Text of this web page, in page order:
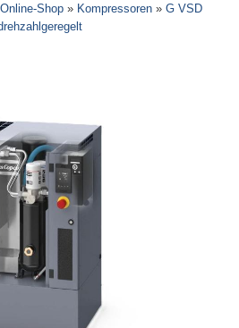
Online-Shop » Kompressoren » G VSD